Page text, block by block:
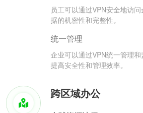
员工可以通过VPN安全地访
据的机密性和完整性。
统一管理
企业可以通过VPN统一管理和
提高安全性和管理效率。
跨区域办公